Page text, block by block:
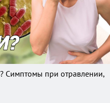
Симптомы при отравлении,